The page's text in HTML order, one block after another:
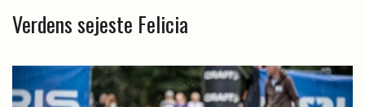
Verdens sejeste Felicia